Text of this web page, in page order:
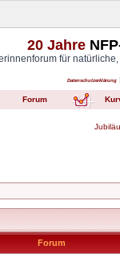
20 Jahre
für
Datenschutzerklärung
Forum
Forum